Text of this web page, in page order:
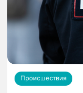
Происшествия